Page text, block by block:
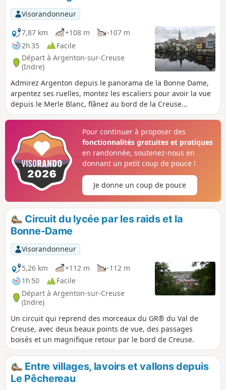
Visorandonneur
7,87 km
+108 m
-107 m
2h 35
Facile
Départ à Argenton-sur-Creuse
(Indre)
Admirez Argenton depuis le panorama de la Bonne Dame,
arpentez ses ruelles, montez les escaliers pour avoir la vue
depuis le Merle Blanc, flânez au bord de la Creuse...
Pour continuer à proposer des
fonctionnalités gratuites et pratiques
en randonnée, soutenez-nous en
donnant un petit coup de pouce !
Je donne un coup de pouce
Circuit du lycée par les raids et la
Bonne-Dame
Visorandonneur
5,26 km
+112 m
-112 m
1h 50
Facile
Départ à Argenton-sur-Creuse
(Indre)
Un circuit qui reprend des morceaux du GR® du Val de
Creuse, avec deux beaux points de vue, des passages
boisés et un magnifique retour par le bord de Creuse.
Entre villages, lavoirs et vallons depuis
Le Pêchereau